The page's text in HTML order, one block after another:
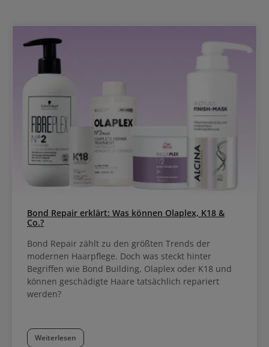
Bond Repair erklärt: Was können Olaplex, K18 &
Co.?
Bond Repair zählt zu den größten Trends der
modernen Haarpflege. Doch was steckt hinter
Begriffen wie Bond Building, Olaplex oder K18 und
können geschädigte Haare tatsächlich repariert
werden?
Weiterlesen